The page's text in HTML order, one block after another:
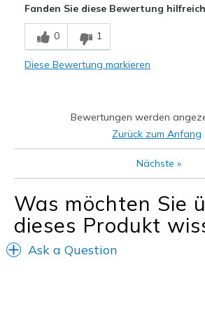
Fanden Sie diese Bewertung
0 1
Diese Bewertung markieren
Bewertungen werden
Zurück zum Anfang
Nächste »
Was möchten Sie
dieses Produkt
Ask a Question